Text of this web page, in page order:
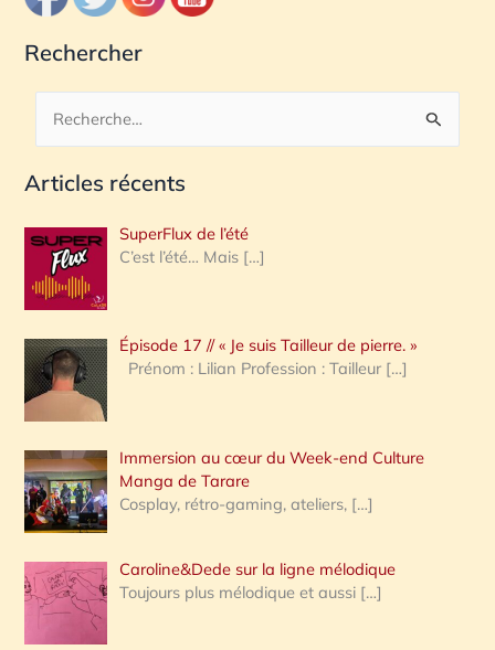
Rechercher
c
e
r
c
h
e
:
Articles récents
SuperFlux de l’été
C’est l’été… Mais […]
Épisode 17 // « Je suis Tailleur de pierre. »
Prénom : Lilian Profession : Tailleur […]
Immersion au cœur du Week-end Culture
Manga de Tarare
Cosplay, rétro-gaming, ateliers, […]
Caroline&Dede sur la ligne mélodique
Toujours plus mélodique et aussi […]